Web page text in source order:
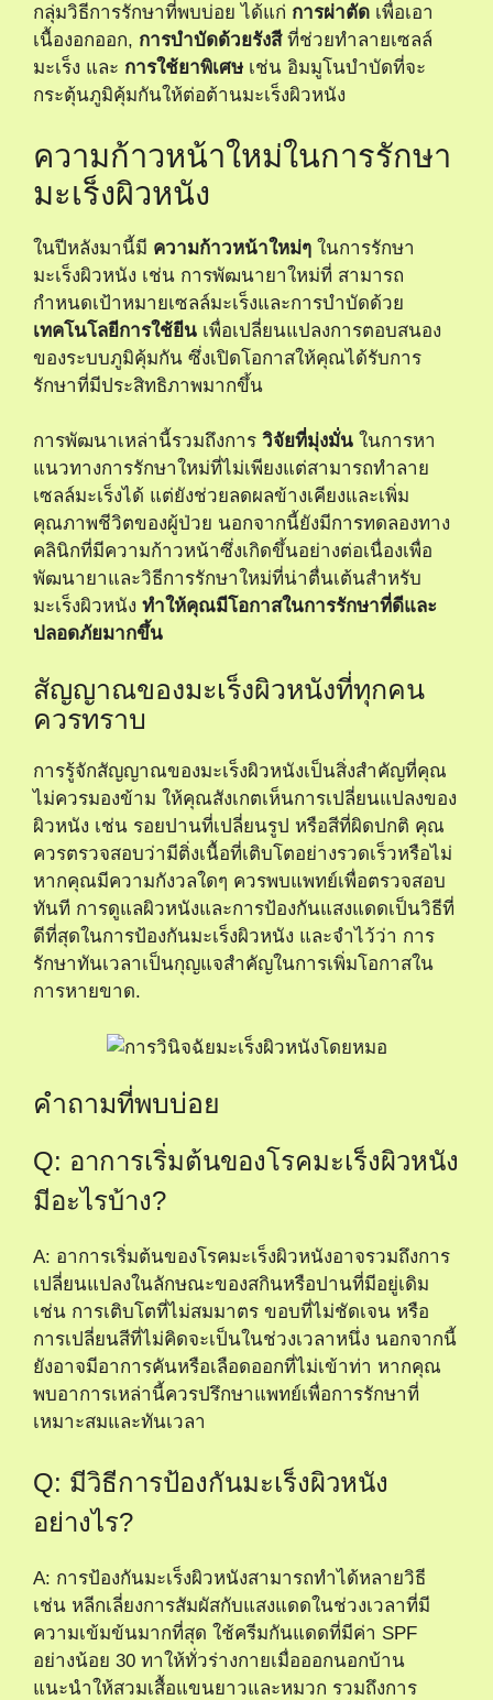
กลุ่มวิธีการรักษาที่พบบ่อย ได้แก่ การผ่าตัด เพื่อเอา
เนื้องอกออก, การบำบัดด้วยรังสีที่ช่วยทำลายเซลล์
มะเร็ง และ การใช้ยาพิเศษ เช่น อิมมูโนบำบัดที่จะ
กระตุ้นภูมิคุ้มกันให้ต่อต้านมะเร็งผิวหนัง
ความก้าวหน้าใหม่ในการรักษา
มะเร็งผิวหนัง
ในปีหลังมานี้มี ความก้าวหน้าใหม่ๆ ในการรักษา
มะเร็งผิวหนัง เช่น การพัฒนายาใหม่ที่ สามารถ
กำหนดเป้าหมายเซลล์มะเร็งและการบำบัดด้วย
เทคโนโลยีการใช้ยีน เพื่อเปลี่ยนแปลงการตอบสนอง
ของระบบภูมิคุ้มกัน ซึ่งเปิดโอกาสให้คุณได้รับการ
รักษาที่มีประสิทธิภาพมากขึ้น
การพัฒนาเหล่านี้รวมถึงการ วิจัยที่มุ่งมั่น ในการหา
แนวทางการรักษาใหม่ที่ไม่เพียงแต่สามารถทำลาย
เซลล์มะเร็งได้ แต่ยังช่วยลดผลข้างเคียงและเพิ่ม
คุณภาพชีวิตของผู้ป่วย นอกจากนี้ยังมีการทดลองทาง
คลินิกที่มีความก้าวหน้าซึ่งเกิดขึ้นอย่างต่อเนื่องเพื่อ
พัฒนายาและวิธีการรักษาใหม่ที่น่าตื่นเต้นสำหรับ
มะเร็งผิวหนัง ทำให้คุณมีโอกาสในการรักษาที่ดีและ
ปลอดภัยมากขึ้น
สัญญาณของมะเร็งผิวหนังที่ทุกคน
ควรทราบ
การรู้จักสัญญาณของมะเร็งผิวหนังเป็นสิ่งสำคัญที่คุณ
ไม่ควรมองข้าม ให้คุณสังเกตเห็นการเปลี่ยนแปลงของ
ผิวหนัง เช่น รอยปานที่เปลี่ยนรูป หรือสีที่ผิดปกติ คุณ
ควรตรวจสอบว่ามีติ่งเนื้อที่เติบโตอย่างรวดเร็วหรือไม่
หากคุณมีความกังวลใดๆ ควรพบแพทย์เพื่อตรวจสอบ
ทันที การดูแลผิวหนังและการป้องกันแสงแดดเป็นวิธีที่
ดีที่สุดในการป้องกันมะเร็งผิวหนัง และจำไว้ว่า การ
รักษาทันเวลาเป็นกุญแจสำคัญในการเพิ่มโอกาสใน
การหายขาด.
คำถามที่พบบ่อย
Q: อาการเริ่มต้นของโรคมะเร็งผิวหนัง
มีอะไรบ้าง?
A: อาการเริ่มต้นของโรคมะเร็งผิวหนังอาจรวมถึงการ
เปลี่ยนแปลงในลักษณะของสกินหรือปานที่มีอยู่เดิม
เช่น การเติบโตที่ไม่สมมาตร ขอบที่ไม่ชัดเจน หรือ
การเปลี่ยนสีที่ไม่คิดจะเป็นในช่วงเวลาหนึ่ง นอกจากนี้
ยังอาจมีอาการคันหรือเลือดออกที่ไม่เข้าท่า หากคุณ
พบอาการเหล่านี้ควรปรึกษาแพทย์เพื่อการรักษาที่
เหมาะสมและทันเวลา
Q: มีวิธีการป้องกันมะเร็งผิวหนัง
อย่างไร?
A: การป้องกันมะเร็งผิวหนังสามารถทำได้หลายวิธี
เช่น หลีกเลี่ยงการสัมผัสกับแสงแดดในช่วงเวลาที่มี
ความเข้มข้นมากที่สุด ใช้ครีมกันแดดที่มีค่า SPF
อย่างน้อย 30 ทาให้ทั่วร่างกายเมื่อออกนอกบ้าน
แนะนำให้สวมเสื้อแขนยาวและหมวก รวมถึงการ